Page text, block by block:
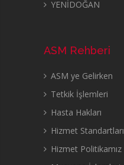
YENİDOĞAN
ASM Rehberi
ASM ye Gelirken
Tetkik İşlemleri
Hasta Hakları
Hizmet Standartları
Hizmet Politikamız